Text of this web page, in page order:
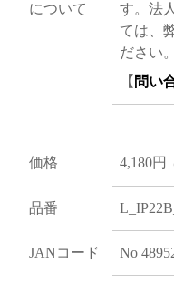
について
す。法
ては、
ださい。
【 問い
価格 4,180円
品番
JANコード No